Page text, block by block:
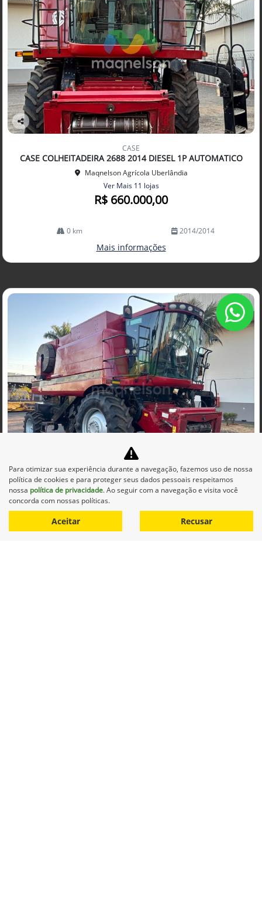
Co
arti
lhe
CASE
CASE COLHEITADEIRA 2688 2014 DIESEL 1P AUTOMATICO
Maqnelson Agrícola Uberlândia
Ver Mais 11 lojas
R$ 660.000,00
0 km 2014/2014
Mais informações
mp
arti
lhe
CASE
CASE COLHEITADEIRA 2688 2014 DIESEL 1P AUTOMATICO
Maqnelson Agrícola Uberlândia
Ver Mais 11 lojas
Para otimizar sua experiência durante a navegação, fazemos uso de nossa
política de cookies e para proteger seus dados pessoais respeitamos
nossa política de privacidade. Ao seguir com a navegação e visita você
concorda com nossas políticas.
Aceitar Recusar